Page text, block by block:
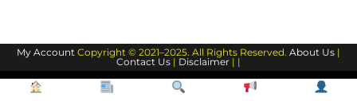
My Account Copyright © 2021–2025. All Rights Reserved. About Us |
Contact Us | Disclaimer | |